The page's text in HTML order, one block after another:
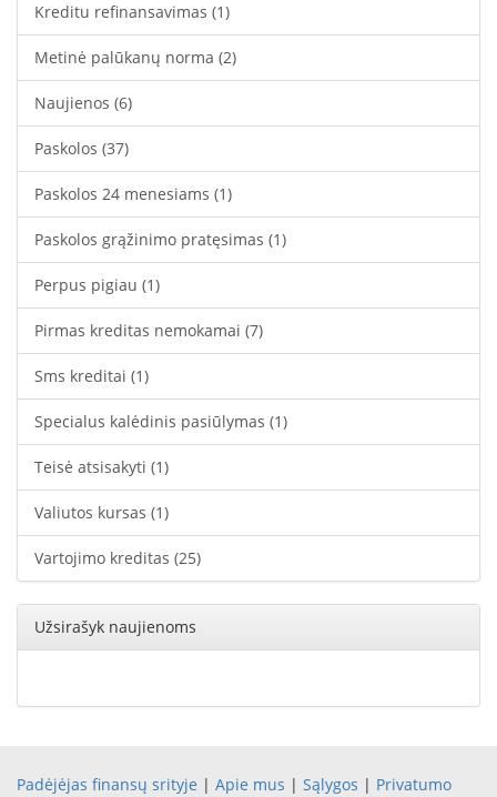
Kreditu refinansavimas (1)
Metinė palūkanų norma (2)
Naujienos (6)
Paskolos (37)
Paskolos 24 menesiams (1)
Paskolos grąžinimo pratęsimas (1)
Perpus pigiau (1)
Pirmas kreditas nemokamai (7)
Sms kreditai (1)
Specialus kalėdinis pasiūlymas (1)
Teisė atsisakyti (1)
Valiutos kursas (1)
Vartojimo kreditas (25)
Užsirašyk naujienoms
Padėjėjas finansų srityje | Apie mus | Sąlygos | Privatumo